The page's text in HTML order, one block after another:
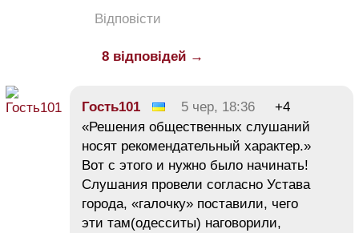
Відповісти
8 відповідей →
Гость101 5 чер, 18:36
+4
«Решения общественных слушаний
носят рекомендательный характер.»
Вот с этого и нужно было начинать!
Слушания провели согласно Устава
города, «галочку» поставили, чего
эти там(одесситы) наговорили,